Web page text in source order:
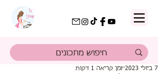
7 ביולי 2023 זמן קריאה 1 דקות